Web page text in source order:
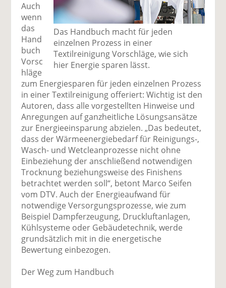
Das Handbuch macht für jeden
einzelnen Prozess in einer
Textilreinigung Vorschläge, wie sich
hier Energie sparen lässt.
Auch
wenn
das
Hand
buch
Vorsc
hläge
zum Energiesparen für jeden einzelnen Prozess
in einer Textilreinigung offeriert: Wichtig ist den
Autoren, dass alle vorgestellten Hinweise und
Anregungen auf ganzheitliche Lösungsansätze
zur Energieeinsparung abzielen. „Das bedeutet,
dass der Wärmeenergiebedarf für Reinigungs-,
Wasch- und Wetcleanprozesse nicht ohne
Einbeziehung der anschließend notwendigen
Trocknung beziehungsweise des Finishens
betrachtet werden soll“, betont Marco Seifen
vom DTV. Auch der Energieaufwand für
notwendige Versorgungsprozesse, wie zum
Beispiel Dampferzeugung, Druckluftanlagen,
Kühlsysteme oder Gebäudetechnik, werde
grundsätzlich mit in die energetische
Bewertung einbezogen.
Der Weg zum Handbuch